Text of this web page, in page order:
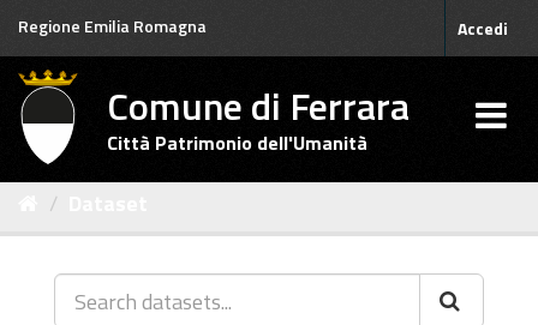
Salta
contenuto
Regione Emilia Romagna Accedi
Comune di Ferrara
Città Patrimonio dell'Umanità